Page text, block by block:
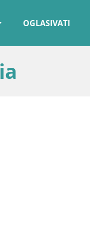
OGLASIVATI